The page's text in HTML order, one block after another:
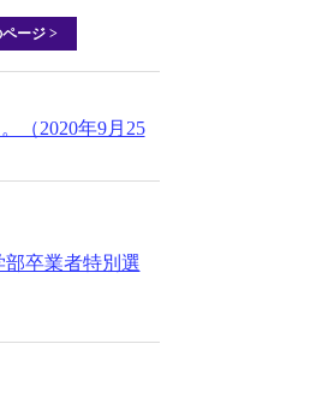
ージ >
（2020年9月25
卒業者特別選